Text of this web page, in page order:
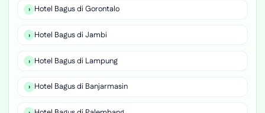
Hotel Bagus di Gorontalo
Hotel Bagus di Jambi
Hotel Bagus di Lampung
Hotel Bagus di Banjarmasin